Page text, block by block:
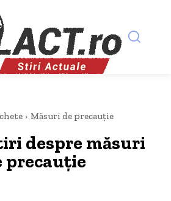
Măsuri de precauție
despre măsuri
precauție